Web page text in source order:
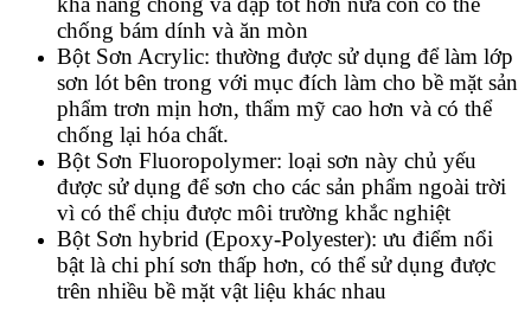
chống bám dính và ăn mòn
Bột Sơn Acrylic: thường được sử dụng để làm lớp
sơn lót bên trong với mục đích làm cho bề mặt sản
phẩm trơn mịn hơn, thẩm mỹ cao hơn và có thể
chống lại hóa chất.
Bột Sơn Fluoropolymer: loại sơn này chủ yếu
được sử dụng để sơn cho các sản phẩm ngoài trời
vì có thể chịu được môi trường khắc nghiệt
Bột Sơn hybrid (Epoxy-Polyester): ưu điểm nổi
bật là chi phí sơn thấp hơn, có thể sử dụng được
trên nhiều bề mặt vật liệu khác nhau